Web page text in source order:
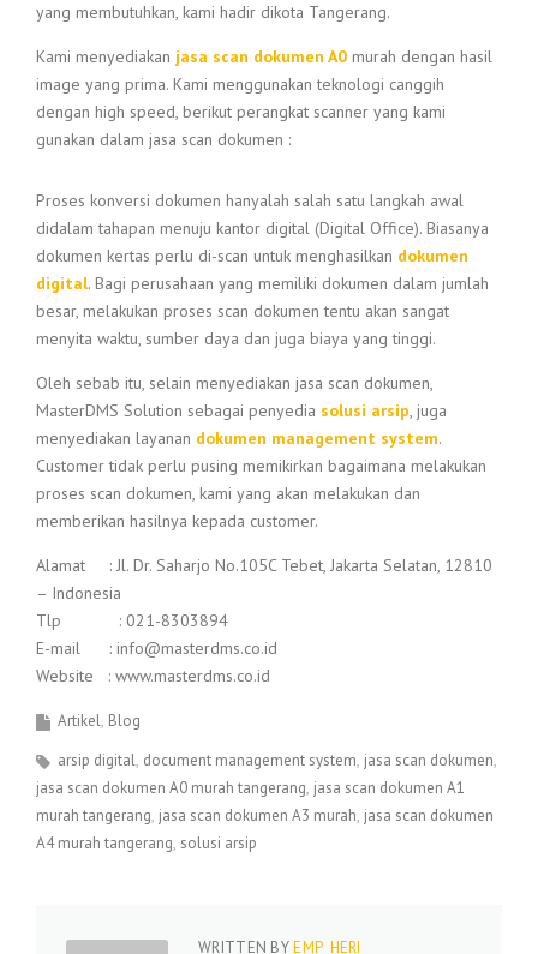
yang membutuhkan, kami hadir dikota Tangerang.
Kami menyediakan jasa scan dokumen A0 murah dengan hasil
image yang prima. Kami menggunakan teknologi canggih
dengan high speed, berikut perangkat scanner yang kami
gunakan dalam jasa scan dokumen :
Proses konversi dokumen hanyalah salah satu langkah awal
didalam tahapan menuju kantor digital (Digital Office). Biasanya
dokumen kertas perlu di-scan untuk menghasilkan dokumen
digital. Bagi perusahaan yang memiliki dokumen dalam jumlah
besar, melakukan proses scan dokumen tentu akan sangat
menyita waktu, sumber daya dan juga biaya yang tinggi.
Oleh sebab itu, selain menyediakan jasa scan dokumen,
MasterDMS Solution sebagai penyedia solusi arsip, juga
menyediakan layanan dokumen management system.
Customer tidak perlu pusing memikirkan bagaimana melakukan
proses scan dokumen, kami yang akan melakukan dan
memberikan hasilnya kepada customer.
Alamat : Jl. Dr. Saharjo No.105C Tebet, Jakarta Selatan, 12810
– Indonesia
Tlp : 021-8303894
E-mail : info@masterdms.co.id
Website : www.masterdms.co.id
Artikel Blog
arsip digital document management system jasa scan dokumen
jasa scan dokumen A0 murah tangerang jasa scan dokumen A1
murah tangerang jasa scan dokumen A3 murah jasa scan dokumen
A4 murah tangerang solusi arsip
WRITTEN BYEMP_HERI